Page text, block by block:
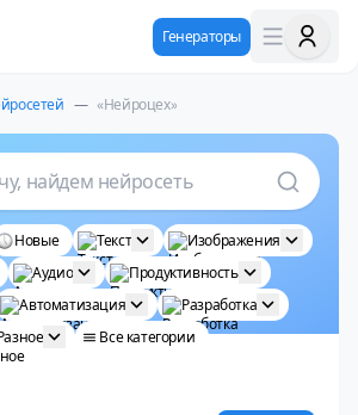
Генераторы
— «Нейроцех»
найдем нейросеть
Новые Текст
Изображения
Аудио
Продуктивность
Автоматизация
Разработка
Все категории